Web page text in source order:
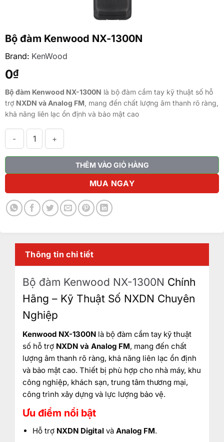
Bộ đàm Kenwood NX-1300N
Brand: KenWood
0₫
Bộ đàm Kenwood NX-1300N là bộ đàm cầm tay kỹ thuật số hỗ
trợ NXDN và Analog FM , mang đến chất lượng âm thanh rõ ràng,
khả năng liên lạc ổn định và bảo mật cao
THÊM VÀO GIỎ HÀNG
MUA NGAY
Thông tin chi tiết
Bộ đàm Kenwood NX-1300N Chính
Hãng – Kỹ Thuật Số NXDN Chuyên
Nghiệp
Kenwood NX-1300N là bộ đàm cầm tay kỹ thuật
số hỗ trợ NXDN và Analog FM, mang đến chất
lượng âm thanh rõ ràng, khả năng liên lạc ổn định
và bảo mật cao. Thiết bị phù hợp cho nhà máy, khu
công nghiệp, khách sạn, trung tâm thương mại,
công trình xây dựng và lực lượng bảo vệ.
Ưu điểm nổi bật
Hỗ trợ NXDN Digitalvà Analog FM.